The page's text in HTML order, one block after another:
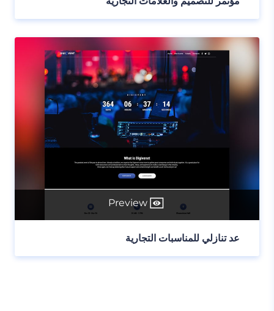
Preview
عد تنازلي للمناسبات التجارية